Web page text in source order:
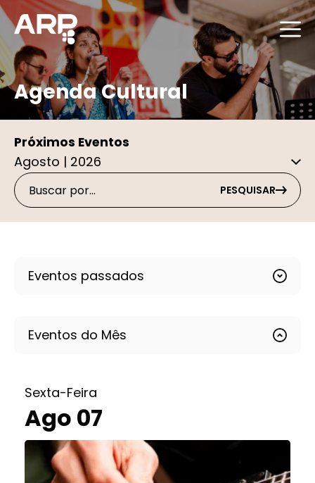
Agenda Cultural
Próximos Eventos
PESQUISAR
Eventos passados
Eventos do Mês
Sexta-Feira
Ago 07